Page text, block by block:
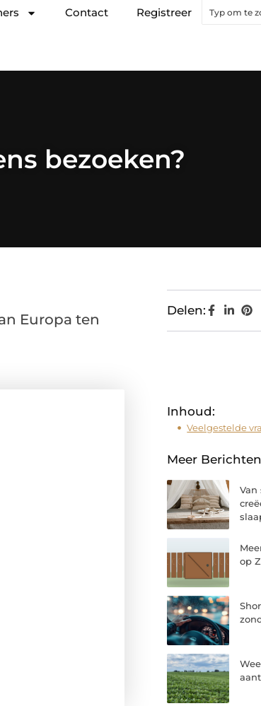
Contact Registreer
bezoeken?
Europa ten
Delen:
Inhoud:
Veelgestelde
Meer Berichten
Van
op